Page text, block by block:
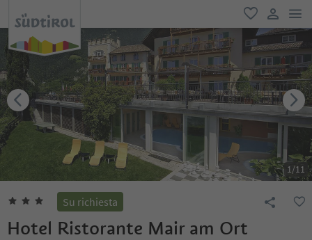
favoriti
user link
1/11
Su richiesta
Hotel Ristorante Mair am Ort